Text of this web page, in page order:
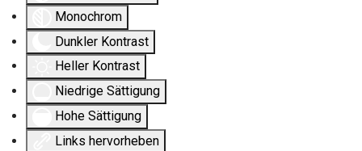
Monochrom
Dunkler Kontrast
Heller Kontrast
Niedrige Sättigung
Hohe Sättigung
Links hervorheben